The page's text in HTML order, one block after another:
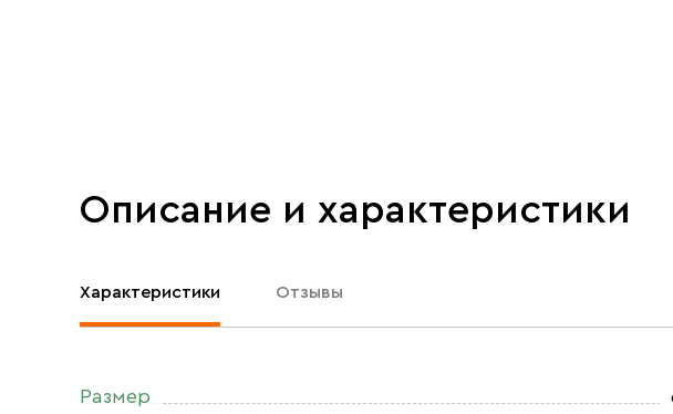
Описание и характеристики
Характеристики Отзывы
Размер